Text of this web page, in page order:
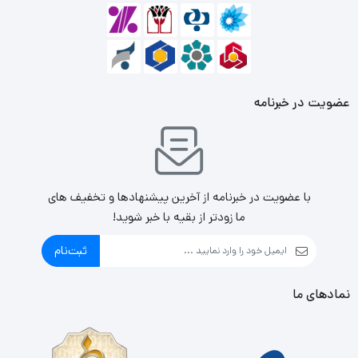
تولید محتوا نیز نقش دارند.
عضویت در خبرنامه
با عضویت در خبرنامه از آخرین پیشنهادها و تخفیف های
ما زودتر از بقیه با خبر شوید!
ثبت‌نام
نمادهای ما